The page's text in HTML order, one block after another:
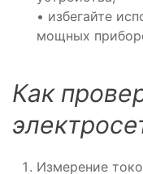
• избегайте
мощных
Как
Измерение